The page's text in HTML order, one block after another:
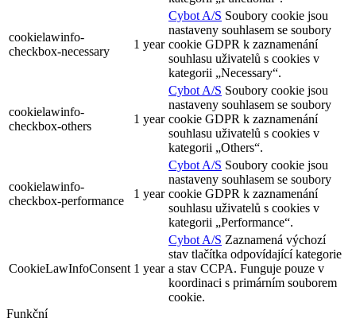
cookielawinfo-
checkbox-necessary
1 year
Cybot A/S Soubory cookie jsou
nastaveny souhlasem se soubory
cookie GDPR k zaznamenání
souhlasu uživatelů s cookies v
kategorii „Necessary“.
cookielawinfo-
checkbox-others
1 year
Cybot A/S Soubory cookie jsou
nastaveny souhlasem se soubory
cookie GDPR k zaznamenání
souhlasu uživatelů s cookies v
kategorii „Others“.
cookielawinfo-
checkbox-performance
1 year
Cybot A/S Soubory cookie jsou
nastaveny souhlasem se soubory
cookie GDPR k zaznamenání
souhlasu uživatelů s cookies v
kategorii „Performance“.
CookieLawInfoConsent 1 year
Cybot A/S Zaznamená výchozí
stav tlačítka odpovídající kategorie
a stav CCPA. Funguje pouze v
koordinaci s primárním souborem
cookie.
Funkční